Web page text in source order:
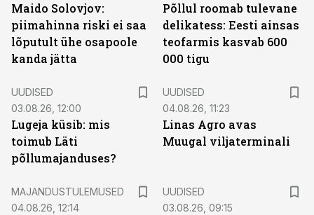
Maido Solovjov:
piimahinna riski ei saa
lõputult ühe osapoole
kanda jätta
Põllul roomab tulevane
delikatess: Eesti ainsas
teofarmis kasvab 600
000 tigu
UUDISED
03.08.26, 12:00
Lugeja küsib: mis
toimub Läti
põllumajanduses?
UUDISED
04.08.26, 11:23
Linas Agro avas
Muugal viljaterminali
MAJANDUSTULEMUSED
04.08.26, 12:14
UUDISED
03.08.26, 09:15